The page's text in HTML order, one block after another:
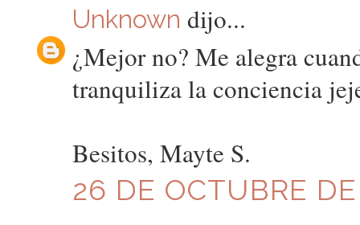
Unknown dijo...
¿Mejor no? Me alegra
tranquiliza la conciencia
Besitos, Mayte S.
26 DE OCTUBRE